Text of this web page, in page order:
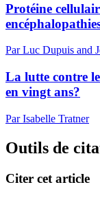
Protéine
Par Luc Dupuis and
La lutte contre
en vingt ans?
Par Isabelle Tratner
Outils de
Citer cet article